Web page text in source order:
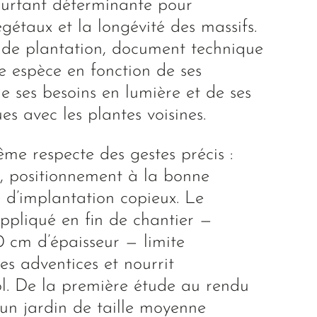
déterminante pour
et la longévité des massifs.
plantation, document technique
espèce en fonction de ses
ses besoins en lumière et de ses
avec les plantes voisines.
respecte des gestes précis :
positionnement à la bonne
copieux. Le
en fin de chantier —
cm d’épaisseur — limite
adventices et nourrit
De la première étude au rendu
jardin de taille moyenne